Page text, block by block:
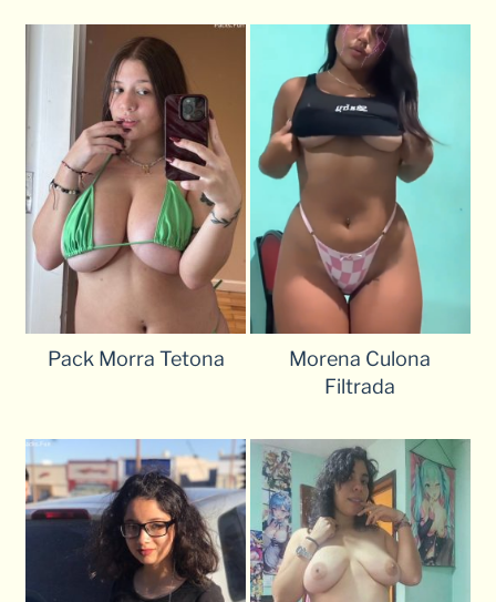
Pack Morra Tetona
Morena Culona
Filtrada